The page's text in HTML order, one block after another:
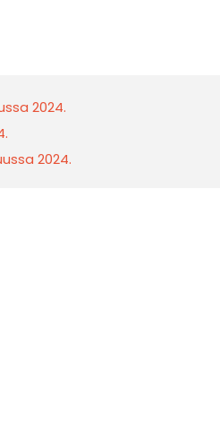
2024.
2024.